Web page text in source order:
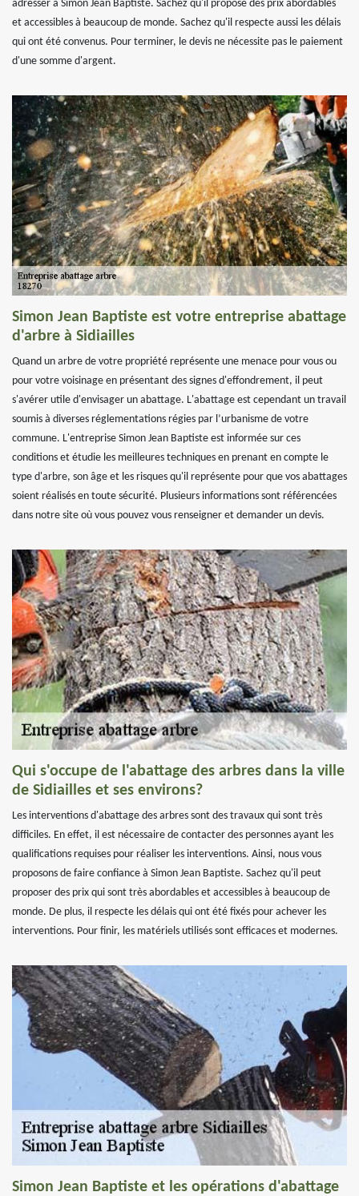
adresser à Simon Jean Baptiste. Sachez qu'il propose des prix abordables
et accessibles à beaucoup de monde. Sachez qu'il respecte aussi les délais
qui ont été convenus. Pour terminer, le devis ne nécessite pas le paiement
d'une somme d'argent.
Simon Jean Baptiste est votre entreprise abattage
d'arbre à Sidiailles
Quand un arbre de votre propriété représente une menace pour vous ou
pour votre voisinage en présentant des signes d'effondrement, il peut
s'avérer utile d'envisager un abattage. L'abattage est cependant un travail
soumis à diverses réglementations régies par l’urbanisme de votre
commune. L'entreprise Simon Jean Baptiste est informée sur ces
conditions et étudie les meilleures techniques en prenant en compte le
type d'arbre, son âge et les risques qu'il représente pour que vos abattages
soient réalisés en toute sécurité. Plusieurs informations sont référencées
dans notre site où vous pouvez vous renseigner et demander un devis.
Qui s'occupe de l'abattage des arbres dans la ville
de Sidiailles et ses environs?
Les interventions d'abattage des arbres sont des travaux qui sont très
difficiles. En effet, il est nécessaire de contacter des personnes ayant les
qualifications requises pour réaliser les interventions. Ainsi, nous vous
proposons de faire confiance à Simon Jean Baptiste. Sachez qu'il peut
proposer des prix qui sont très abordables et accessibles à beaucoup de
monde. De plus, il respecte les délais qui ont été fixés pour achever les
interventions. Pour finir, les matériels utilisés sont efficaces et modernes.
Simon Jean Baptiste et les opérations d'abattage